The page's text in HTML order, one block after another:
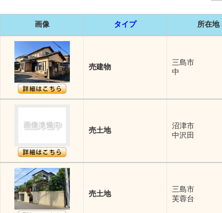
画像 タイプ 所在地
売建物
三島市
中
売土地
沼津市
中沢田
売土地
三島市
芙蓉台